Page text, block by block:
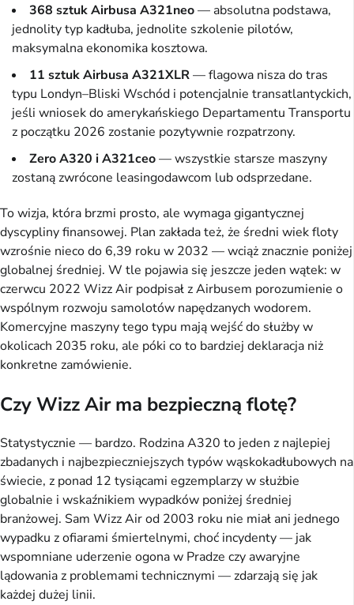
368 sztuk Airbusa A321neo— absolutna podstawa,
jednolity typ kadłuba, jednolite szkolenie pilotów,
maksymalna ekonomika kosztowa.
11 sztuk Airbusa A321XLR— flagowa nisza do tras
typu Londyn–Bliski Wschód i potencjalnie transatlantyckich,
jeśli wniosek do amerykańskiego Departamentu Transportu
z początku 2026 zostanie pozytywnie rozpatrzony.
Zero A320 i A321ceo— wszystkie starsze maszyny
zostaną zwrócone leasingodawcom lub odsprzedane.
To wizja, która brzmi prosto, ale wymaga gigantycznej
dyscypliny finansowej. Plan zakłada też, że średni wiek floty
wzrośnie nieco do 6,39 roku w 2032 — wciąż znacznie poniżej
globalnej średniej. W tle pojawia się jeszcze jeden wątek: w
czerwcu 2022 Wizz Air podpisał z Airbusem porozumienie o
wspólnym rozwoju samolotów napędzanych wodorem.
Komercyjne maszyny tego typu mają wejść do służby w
okolicach 2035 roku, ale póki co to bardziej deklaracja niż
konkretne zamówienie.
Czy Wizz Air ma bezpieczną flotę?
Statystycznie — bardzo. Rodzina A320 to jeden z najlepiej
zbadanych i najbezpieczniejszych typów wąskokadłubowych na
świecie, z ponad 12 tysiącami egzemplarzy w służbie
globalnie i wskaźnikiem wypadków poniżej średniej
branżowej. Sam Wizz Air od 2003 roku nie miał ani jednego
wypadku z ofiarami śmiertelnymi, choć incydenty — jak
wspomniane uderzenie ogona w Pradze czy awaryjne
lądowania z problemami technicznymi — zdarzają się jak
każdej dużej linii.